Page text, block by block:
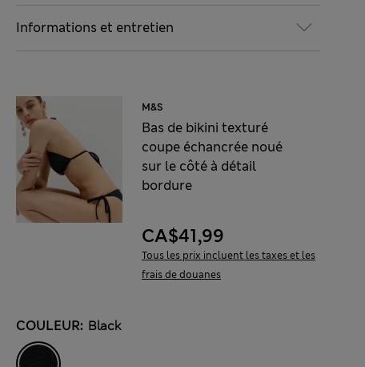
Informations et entretien
M&S
Bas de bikini texturé
coupe échancrée noué
sur le côté à détail
bordure
CA$41,99
Tous les prix incluent les taxes et les
frais de douanes
COULEUR: Black